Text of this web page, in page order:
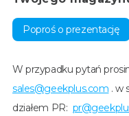
Poproś o prezentację
W przypadku pytań
sales@geekplus.com . w
działem PR: